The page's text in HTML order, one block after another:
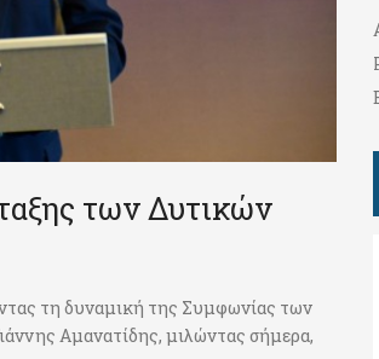
των Δυτικών
τη δυναμική της Συμφωνίας των
Αμανατίδης, μιλώντας σήμερα,